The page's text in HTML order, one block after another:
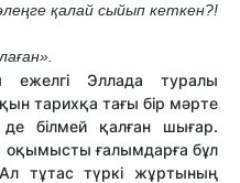
қалай сыйып кеткен?!
ежелгі Эллада туралы
тарихқа тағы бір мәрте
білмей қалған шығар.
оқымысты ғалымдарға бұл
тұтас түркі жұртының